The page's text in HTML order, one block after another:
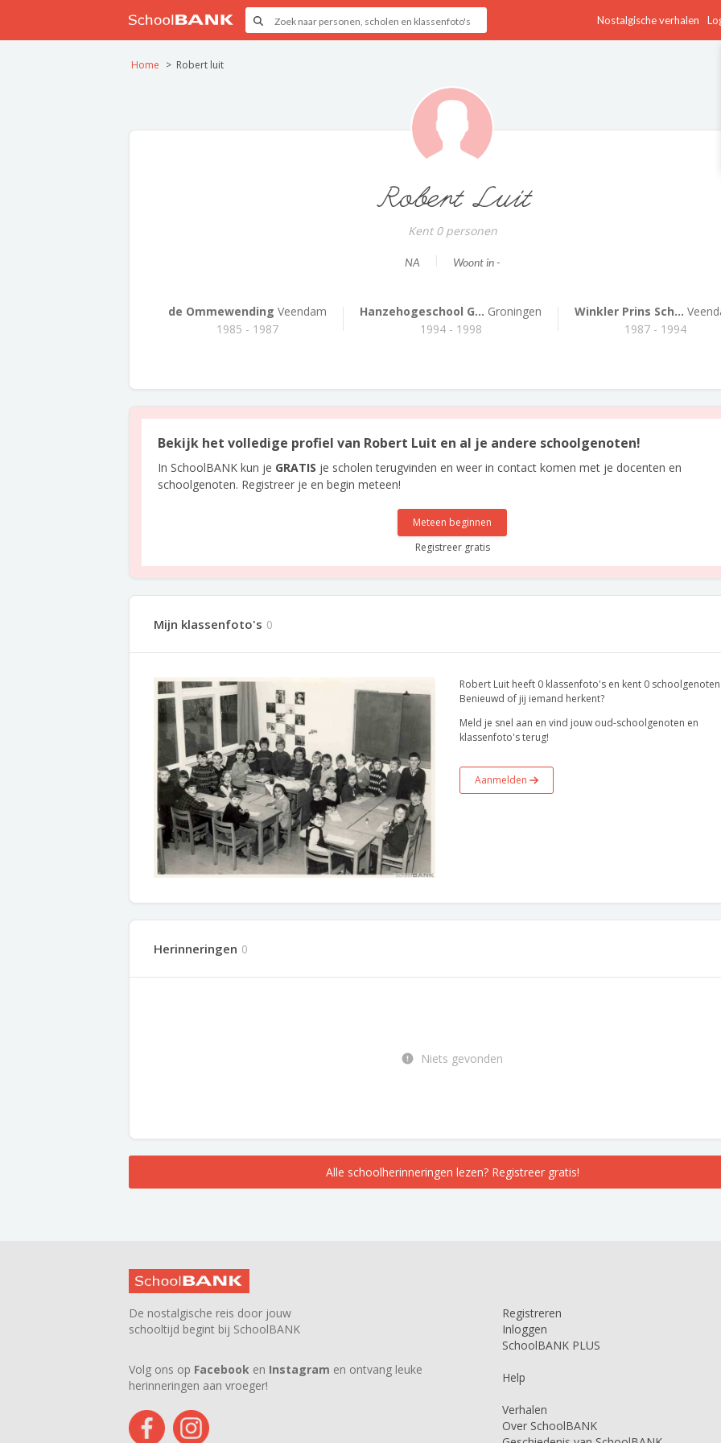
Nostalgische verhalen
Home Robert luit
Robert Luit
Kent 0 personen
NA Woont in -
de Ommewending Veendam
1985 - 1987
Hanzehogeschool G... Groningen
1994 - 1998
Winkler Prins Sch...
1987 - 1994
Bekijk het volledige profiel van Robert Luit en al je andere schoolgenoten!
In SchoolBANK kun je GRATIS je scholen terugvinden en weer in contact komen met je docenten en
schoolgenoten. Registreer je en begin meteen!
Meteen beginnen
Registreer gratis
Mijn klassenfoto's 0
Robert Luit heeft 0 klassenfoto's en kent 0
Benieuwd of jij iemand herkent?
Meld je snel aan en vind jouw oud-schoolgenoten en
klassenfoto's terug!
Aanmelden
Herinneringen 0
Niets gevonden
Alle schoolherinneringen lezen? Registreer gratis!
De nostalgische reis door jouw
schooltijd begint bij SchoolBANK
Volg ons op Facebook en Instagram en ontvang leuke
herinneringen aan vroeger!
Registreren
Inloggen
SchoolBANK PLUS
Help
Verhalen
Over SchoolBANK